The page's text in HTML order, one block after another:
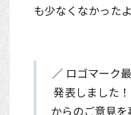
も少なくなかったよ
／ ロゴマーク
発表しました
からのご意見